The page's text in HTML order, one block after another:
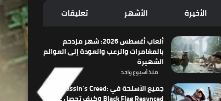
الأخيرة الأشهر تعليقات
ألعاب أغسطس 2026: شهر مزدحم
بالمغامرات والرعب والعودة إلى العوالم
الشهيرة
منذ أسبوع واحد
جميع الأسلحة في Assassin’s Creed: